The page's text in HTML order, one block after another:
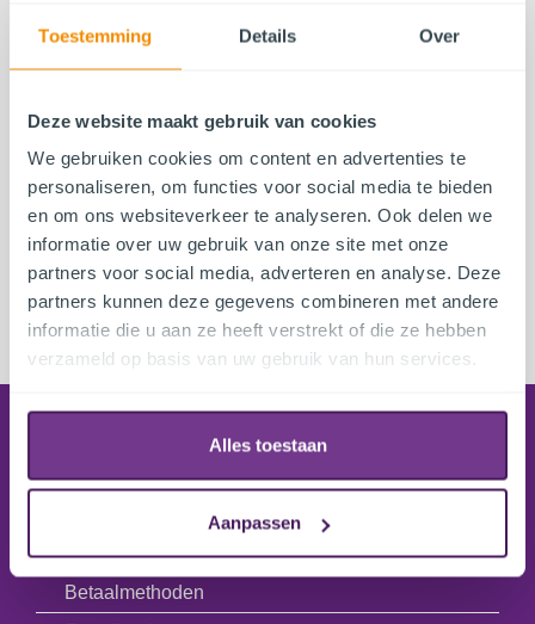
Toestemming Details Over
Deze website maakt gebruik van cookies
We gebruiken cookies om content en advertenties te
personaliseren, om functies voor social media te bieden
en om ons websiteverkeer te analyseren. Ook delen we
informatie over uw gebruik van onze site met onze
partners voor social media, adverteren en analyse. Deze
partners kunnen deze gegevens combineren met andere
informatie die u aan ze heeft verstrekt of die ze hebben
verzameld op basis van uw gebruik van hun services.
Alles toestaan
Aanpassen
Leveringsinformatie
Uitleg ordestatus
Betaalmethoden